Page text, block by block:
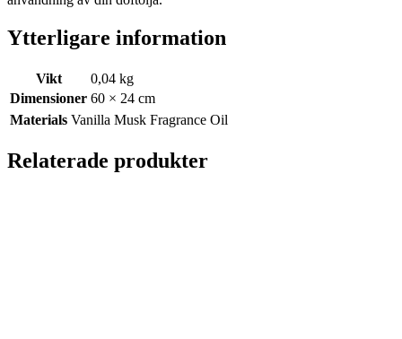
Ytterligare information
Vikt
0,04 kg
Dimensioner 60 × 24 cm
Materials Vanilla Musk Fragrance Oil
Relaterade produkter